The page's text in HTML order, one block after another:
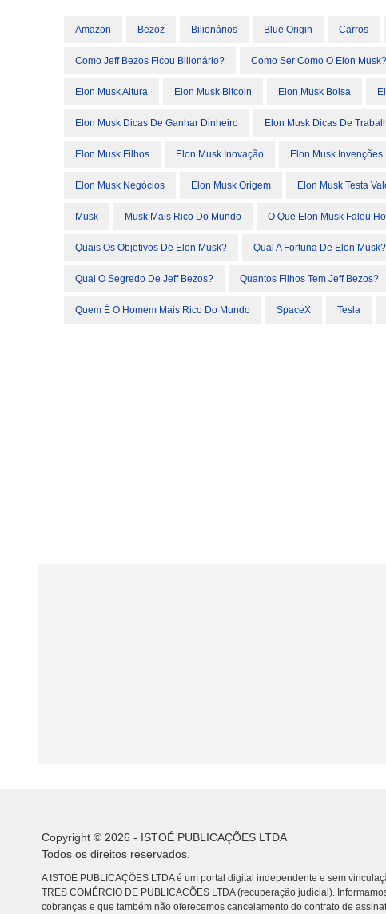
Amazon Bezoz Bilionários Blue Origin Carros
Como Jeff Bezos Ficou Bilionário? Como Ser Como O Elon Musk?
Elon Musk Altura Elon Musk Bitcoin Elon Musk Bolsa
Elon Musk Dicas De Ganhar Dinheiro Elon Musk Dicas De
Elon Musk Filhos Elon Musk Inovação Elon Musk Invenções
Elon Musk Negócios Elon Musk Origem Elon Musk Testa
Musk Musk Mais Rico Do Mundo O Que Elon Musk Falou
Quais Os Objetivos De Elon Musk? Qual A Fortuna De Elon Musk?
Qual O Segredo De Jeff Bezos? Quantos Filhos Tem Jeff Bezos?
Quem É O Homem Mais Rico Do Mundo SpaceX Tesla
Copyright © 2026 - ISTOÉ PUBLICAÇÕES LTDA
Todos os direitos reservados.
A ISTOÉ PUBLICAÇÕES LTDA é um portal digital independente e sem
TRES COMÉRCIO DE PUBLICACÕES LTDA (recuperação judicial).
cobranças e que também não oferecemos cancelamento do contrato de